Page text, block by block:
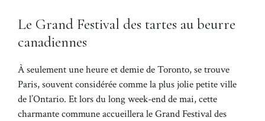
Le Grand Festival des tartes au beurre
canadiennes
À seulement une heure et demie de Toronto, se trouve
Paris, souvent considérée comme la plus jolie petite ville
de l’Ontario. Et lors du long week-end de mai, cette
charmante commune accueillera le Grand Festival des